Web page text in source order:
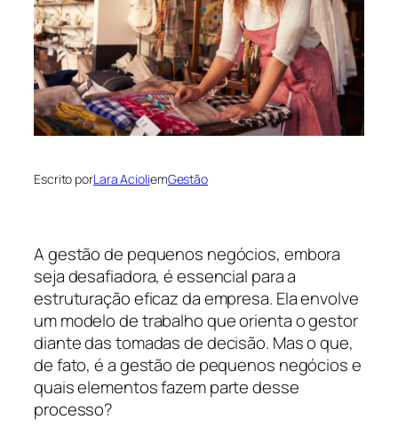
Escrito porLara AcioliemGestão
A gestão de pequenos negócios, embora
seja desafiadora, é essencial para a
estruturação eficaz da empresa. Ela envolve
um modelo de trabalho que orienta o gestor
diante das tomadas de decisão. Mas o que,
de fato, é a gestão de pequenos negócios e
quais elementos fazem parte desse
processo?